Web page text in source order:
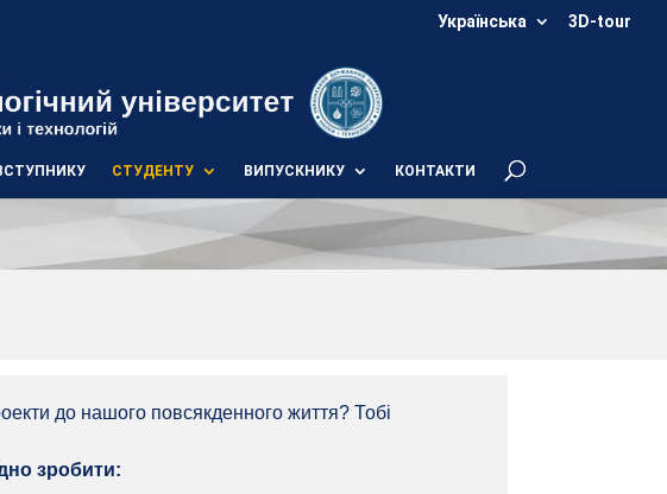
Українська 3D-tour
СТУДЕНТУ ВИПУСКНИКУ КОНТАКТИ
до нашого повсякденного життя? Тобі
зробити: